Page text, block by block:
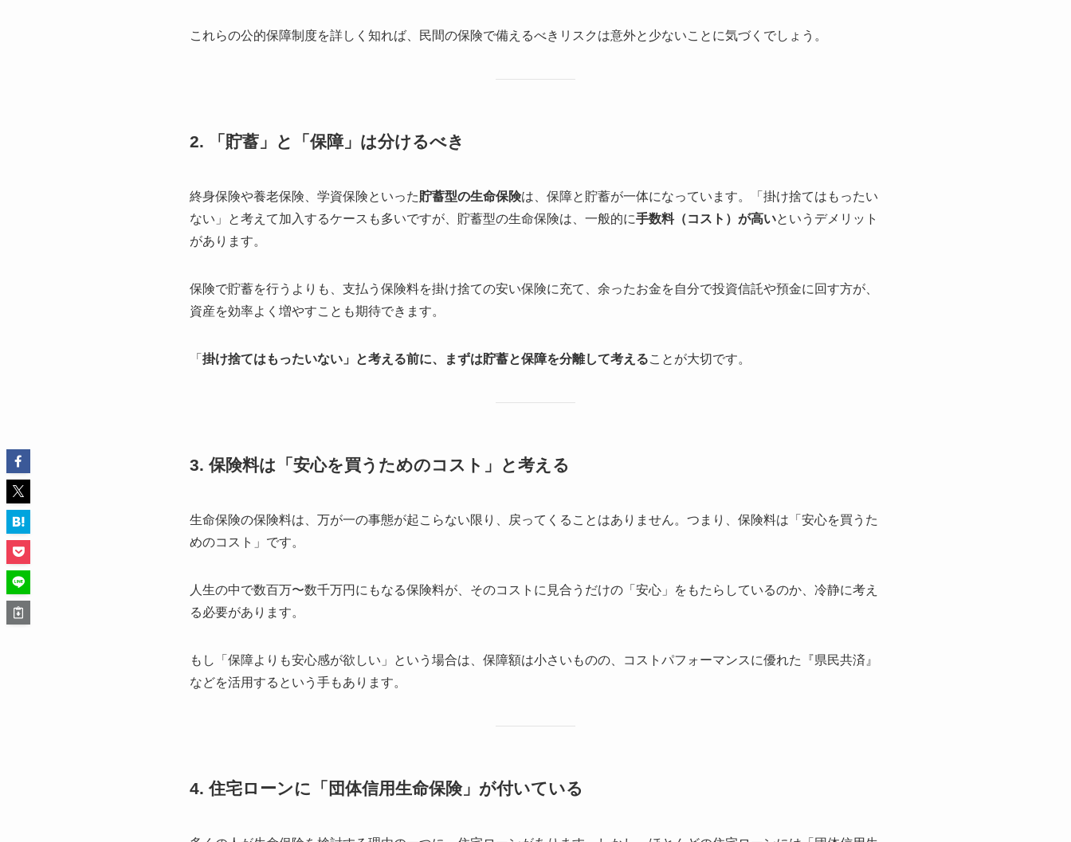
これらの公的保障制度を詳しく知れば、民間の保険で備えるべきリスクは意外と少ないことに気づくでしょう。
2. 「貯蓄」と「保障」は分けるべき
終身保険や養老保険、学資保険といった貯蓄型の生命保険は、保障と貯蓄が一体になっています。「掛け捨てはもったい
ない」と考えて加入するケースも多いですが、貯蓄型の生命保険は、一般的に手数料（コスト）が高いというデメリット
があります。
保険で貯蓄を行うよりも、支払う保険料を掛け捨ての安い保険に充て、余ったお金を自分で投資信託や預金に回す方が、
資産を効率よく増やすことも期待できます。
「 掛け捨てはもったいない」と考える前に、まずは貯蓄と保障を分離して考えることが大切です。
3. 保険料は「安心を買うためのコスト」と考える
生命保険の保険料は、万が一の事態が起こらない限り、戻ってくることはありません。つまり、保険料は「安心を買うた
めのコスト」です。
人生の中で数百万〜数千万円にもなる保険料が、そのコストに見合うだけの「安心」をもたらしているのか、冷静に考え
る必要があります。
もし「保障よりも安心感が欲しい」という場合は、保障額は小さいものの、コストパフォーマンスに優れた『県民共済』
などを活用するという手もあります。
4. 住宅ローンに「団体信用生命保険」が付いている